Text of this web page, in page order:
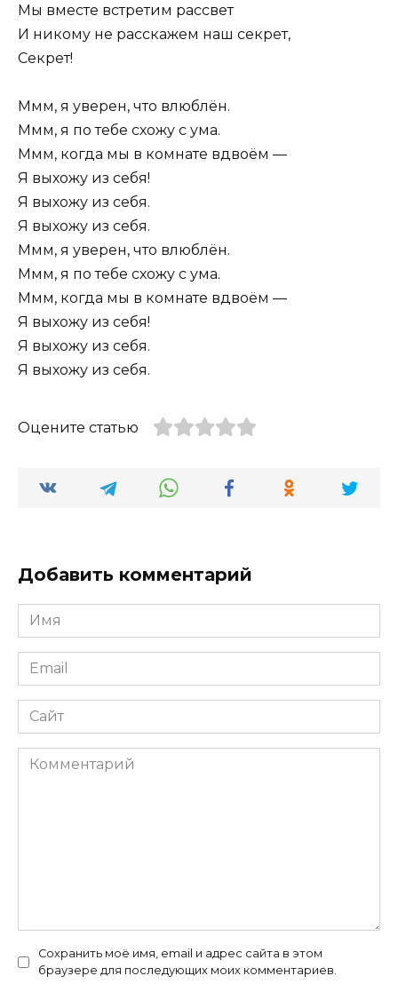
Мы вместе встретим рассвет
И никому не расскажем наш секрет,
Секрет!
Ммм, я уверен, что влюблён.
Ммм, я по тебе схожу с ума.
Ммм, когда мы в комнате вдвоём —
Я выхожу из себя!
Я выхожу из себя.
Я выхожу из себя.
Ммм, я уверен, что влюблён.
Ммм, я по тебе схожу с ума.
Ммм, когда мы в комнате вдвоём —
Я выхожу из себя!
Я выхожу из себя.
Я выхожу из себя.
Оцените статью
Добавить комментарий
Имя
*
Email
*
Сайт
Комментарий
Сохранить моё имя, email и адрес сайта в этом
браузере для последующих моих комментариев.